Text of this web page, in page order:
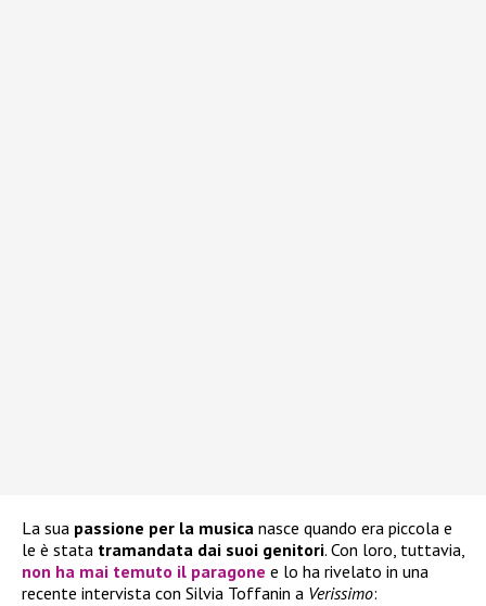
La sua passione per la musica nasce quando era piccola e
le è stata tramandata dai suoi genitori. Con loro, tuttavia,
non ha mai temuto il paragone e lo ha rivelato in una
recente intervista con Silvia Toffanin a Verissimo: